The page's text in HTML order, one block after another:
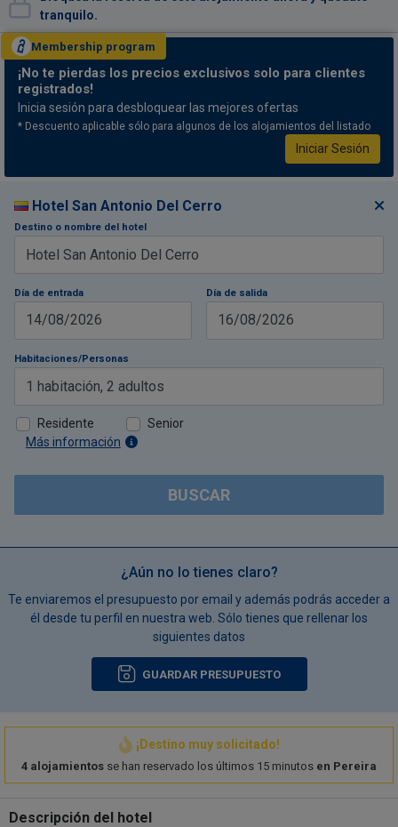
tranquilo.
Membership program
¡No te pierdas los precios exclusivos solo para clientes
registrados!
Inicia sesión para desbloquear las mejores ofertas
* Descuento aplicable sólo para algunos de los alojamientos del listado
Iniciar Sesión
Hotel San Antonio Del Cerro
Destino o nombre del hotel
Día de entrada
14/08/2026
Día de salida
16/08/2026
Habitaciones/Personas
1 habitación, 2 adultos
Residente
Senior
Más información
BUSCAR
¿Aún no lo tienes claro?
Te enviaremos el presupuesto por email y además podrás acceder a
él desde tu perfil en nuestra web. Sólo tienes que rellenar los
siguientes datos
GUARDAR PRESUPUESTO
¡Destino muy solicitado!
4 alojamientos se han reservado los últimos 15 minutos en Pereira
Descripción del hotel